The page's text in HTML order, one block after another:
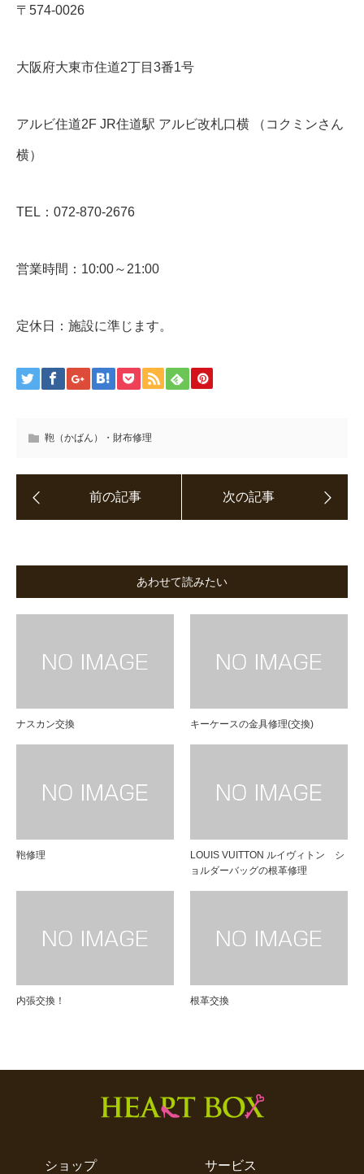
〒574-0026
大阪府大東市住道2丁目3番1号
アルビ住道2F JR住道駅 アルビ改札口横 （コクミンさん
横）
TEL：072-870-2676
営業時間：10:00～21:00
定休日：施設に準じます。
鞄（かばん）・財布修理
あわせて読みたい
ナスカン交換 キーケースの金具修理(交換)
鞄修理
LOUIS VUITTON ルイヴィトン シ
ョルダーバッグの根革修理
内張交換！ 根革交換
ショップ サービス